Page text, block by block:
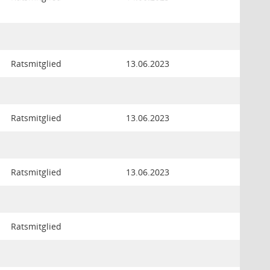
Ratsmitglied 13.06.2023
Ratsmitglied 13.06.2023
Ratsmitglied 13.06.2023
Ratsmitglied